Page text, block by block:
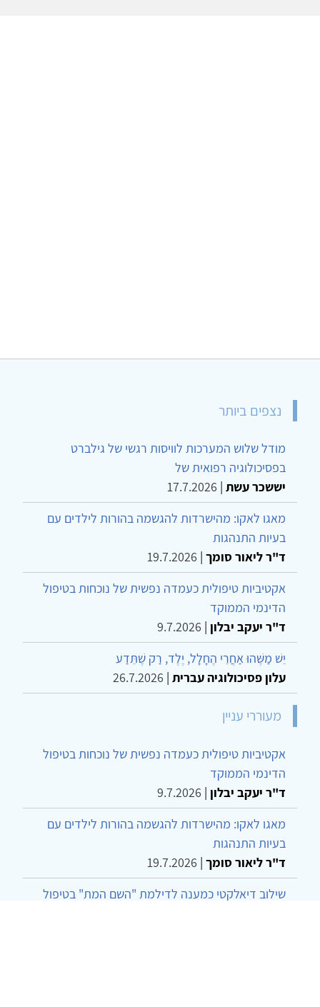
נצפים ביותר
מודל שלוש המערכות לוויסות רגשי של גילברט
בפסיכולוגיה רפואית של
יששכר עשת |
17.7.2026
מאגו לאקו: מהישרדות להגשמה בהורות לילדים עם
בעיות התנהגות
ד"ר ליאור סומך |
19.7.2026
אקטיביות טיפולית כעמדה נפשית של נוכחות בטיפול
הדינמי הממוקד
ד"ר יעקב יבלון |
9.7.2026
יֵשׁ מַשֶּׁהוּ אַחֲרֵי הֶחָלָל, יֶלֶד, רַק שֶׁתֵּדַע
עלון פסיכולוגיה עברית |
26.7.2026
מעוררי עניין
אקטיביות טיפולית כעמדה נפשית של נוכחות בטיפול
הדינמי הממוקד
ד"ר יעקב יבלון |
9.7.2026
מאגו לאקו: מהישרדות להגשמה בהורות לילדים עם
בעיות התנהגות
ד"ר ליאור סומך |
19.7.2026
שילוב דיאלקטי כמענה לדילמת "השם המת" בטיפול